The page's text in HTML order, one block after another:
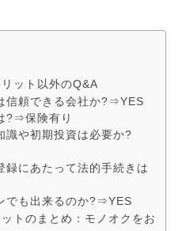
ット以外のQ&A
信頼できる会社か?⇒YES
?⇒保険有り
識や初期投資は必要か?
録にあたって法的手続きは
でも出来るのか?⇒YES
トのまとめ：モノオクをお